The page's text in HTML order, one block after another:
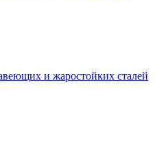
и жаростойких сталей